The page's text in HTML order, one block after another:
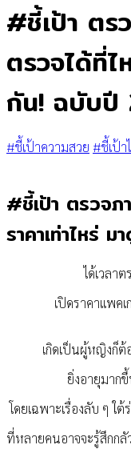
#ชี้เป้า ต
ตรวจได้ที่ไ
กัน! ฉบับปี
#ชี้เป้าความสวย #ชี้เป้า
#ชี้เป้า ตรวจ
ราคาเท่าไหร่
ได้เวลา
เปิดราคาแพค
เกิดเป็นผู้หญิงก็ต้
ยิ่งอายุมาก
โดยเฉพาะเรื่องลับ ๆ ใ
ที่หลายคนอาจจะรู้สึกกลั